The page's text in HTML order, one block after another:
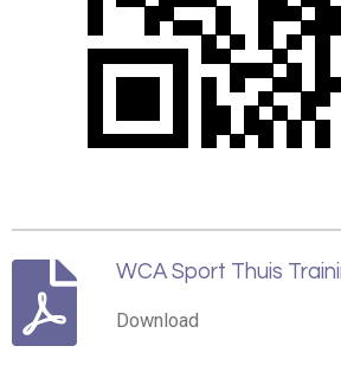
WCA Sport Thuis
Download